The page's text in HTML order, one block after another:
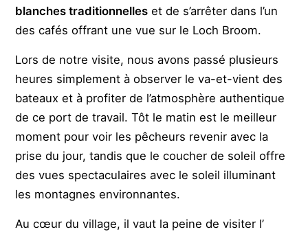
blanches traditionnelles et de s’arrêter dans l’un
des cafés offrant une vue sur le Loch Broom.
Lors de notre visite, nous avons passé plusieurs
heures simplement à observer le va-et-vient des
bateaux et à profiter de l’atmosphère authentique
de ce port de travail. Tôt le matin est le meilleur
moment pour voir les pêcheurs revenir avec la
prise du jour, tandis que le coucher de soleil offre
des vues spectaculaires avec le soleil illuminant
les montagnes environnantes.
Au cœur du village, il vaut la peine de visiter l’